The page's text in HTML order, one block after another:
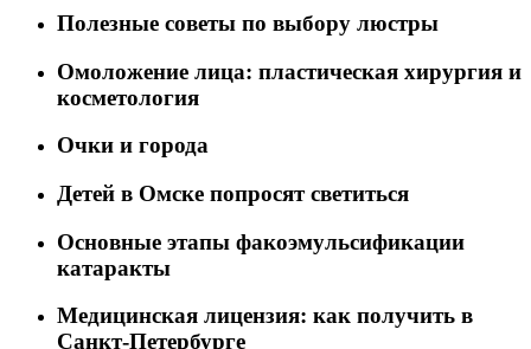
Полезные советы по выбору люстры
Омоложение лица: пластическая хирургия и
косметология
Очки и города
Детей в Омске попросят светиться
Основные этапы факоэмульсификации
катаракты
Медицинская лицензия: как получить в
Санкт-Петербурге